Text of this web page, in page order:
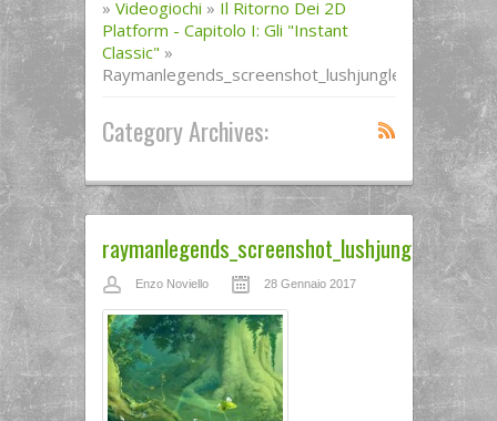
» Videogiochi » Il Ritorno Dei 2D
Platform - Capitolo I: Gli "instant
Classic" »
Raymanlegends_screenshot_lushjungle_gc_160462
Category Archives:
Enzo Noviello 28 Gennaio 2017